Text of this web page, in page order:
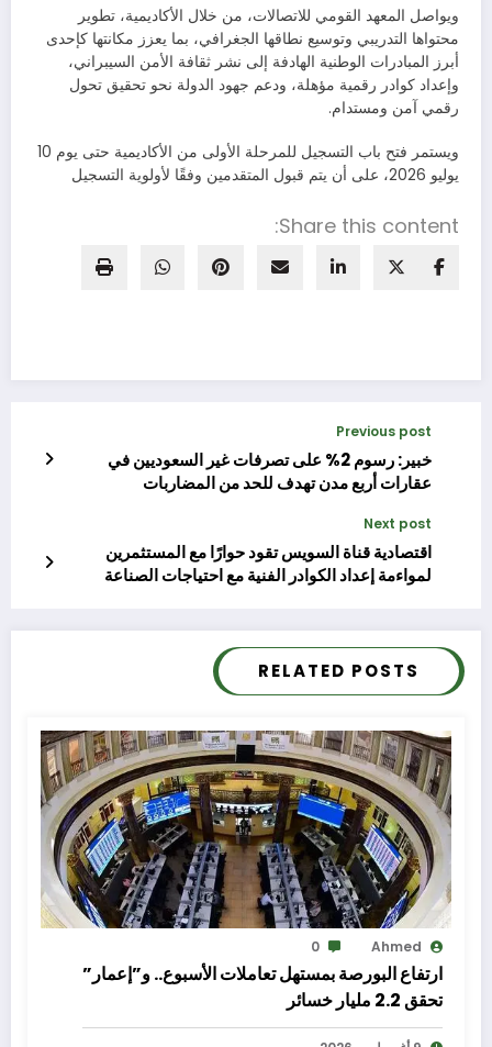
ويواصل المعهد القومي للاتصالات، من خلال الأكاديمية، تطوير
محتواها التدريبي وتوسيع نطاقها الجغرافي، بما يعزز مكانتها كإحدى
أبرز المبادرات الوطنية الهادفة إلى نشر ثقافة الأمن السيبراني،
وإعداد كوادر رقمية مؤهلة، ودعم جهود الدولة نحو تحقيق تحول
رقمي آمن ومستدام.
ويستمر فتح باب التسجيل للمرحلة الأولى من الأكاديمية حتى يوم 10
يوليو 2026، على أن يتم قبول المتقدمين وفقًا لأولوية التسجيل
Share this content:
Previous post
خبير: رسوم 2% على تصرفات غير السعوديين في
عقارات أربع مدن تهدف للحد من المضاربات
Next post
اقتصادية قناة السويس تقود حوارًا مع المستثمرين
لمواءمة إعداد الكوادر الفنية مع احتياجات الصناعة
RELATED POSTS
Ahmed
0
ارتفاع البورصة بمستهل تعاملات الأسبوع.. و”إعمار”
تحقق 2.2 مليار خسائر